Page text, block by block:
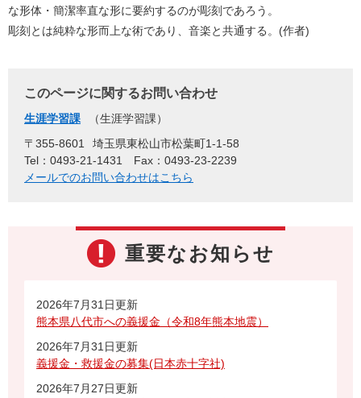
な形体・簡潔率直な形に要約するのが彫刻であろう。
彫刻とは純粋な形而上な術であり、音楽と共通する。(作者)
このページに関するお問い合わせ
生涯学習課
生涯学習課
〒355-8601
埼玉県東松山市松葉町1-1-58
Tel：0493-21-1431
Fax：0493-23-2239
メールでのお問い合わせはこちら
重要なお知らせ
2026年7月31日更新
熊本県八代市への義援金（令和8年熊本地震）
2026年7月31日更新
義援金・救援金の募集(日本赤十字社)
2026年7月27日更新